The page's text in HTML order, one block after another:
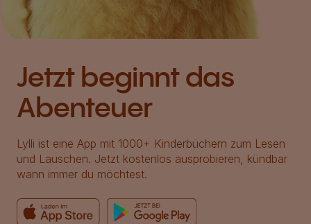
Jetzt beginnt das
Abenteuer
Lylli ist eine App mit 1000+ Kinderbüchern zum Lesen
und Lauschen. Jetzt kostenlos ausprobieren, kündbar
wann immer du möchtest.